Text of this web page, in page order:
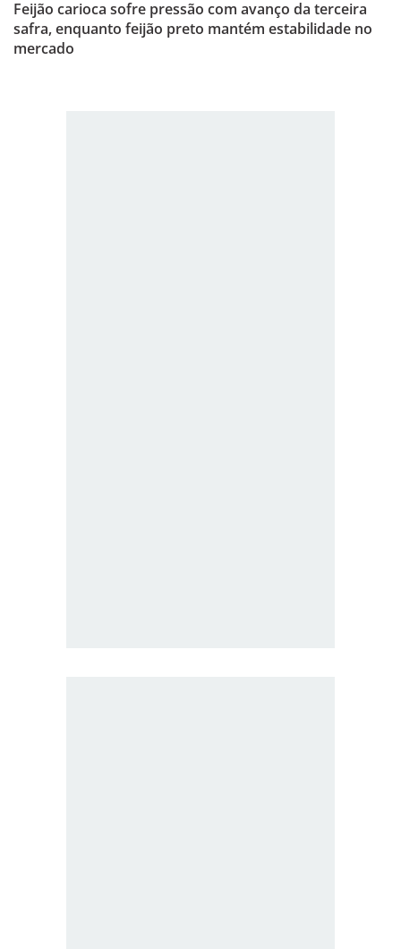
Feijão carioca sofre pressão com avanço da terceira
safra, enquanto feijão preto mantém estabilidade no
mercado